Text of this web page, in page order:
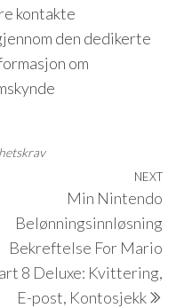
kontakte
den dedikerte
om
NEXT
Min Nintendo
Belønningsinnløsning
Bekreftelse For Mario
8 Deluxe: Kvittering,
E-post, Kontosjekk